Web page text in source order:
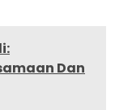
Dan